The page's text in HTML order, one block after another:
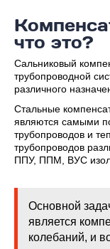
что это?
Сальниковый
трубопроводной
различного
Стальные
являются самыми
трубопроводов и
трубопроводов
ППУ, ППМ, ВУС
Основной
является
колебаний, и